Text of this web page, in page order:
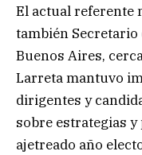
El actual referente
también Secretario
Buenos Aires,
Larreta mantuvo
dirigentes y
sobre estrategias y
ajetreado año